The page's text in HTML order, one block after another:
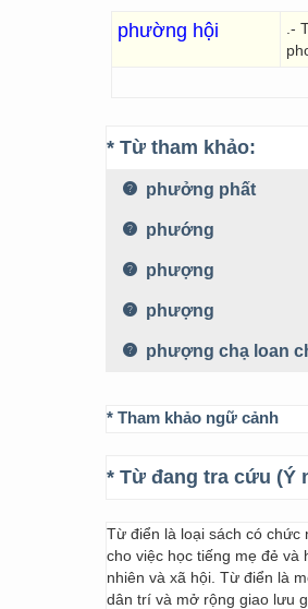
phường hội
.-
* Từ tham khảo:
phưởng phất
phướng
phượng
phượng
phượng chạ loan
* Tham khảo ngữ cảnh
* Từ đang tra cứu (Ý
Từ điển là loại sách có chức
cho việc học tiếng mẹ đẻ
nhiên và xã hội. Từ điển là
dân trí và mở rộng giao lưu